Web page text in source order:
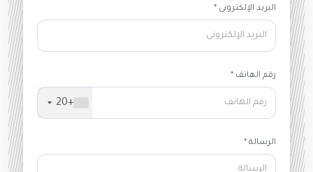
البريد الإلكترونى *
رقم الهاتف *
+20
الرسالة *